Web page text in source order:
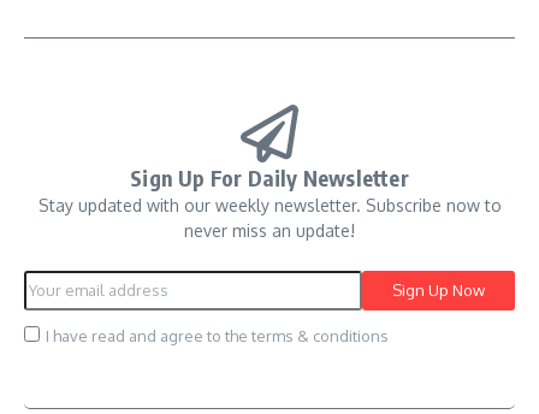
Sign Up For Daily Newsletter
Stay updated with our weekly newsletter. Subscribe now to
never miss an update!
I have read and agree to the terms & conditions